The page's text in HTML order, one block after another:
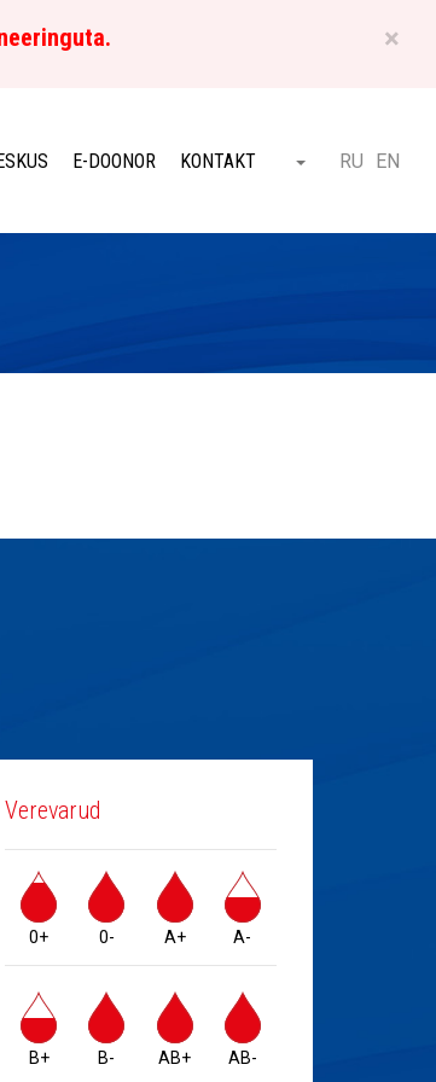
×
E-DOONOR KONTAKT Otsi ET
RU EN
Verevarud
0+ 0- A+ A-
B+ B- AB+ AB-